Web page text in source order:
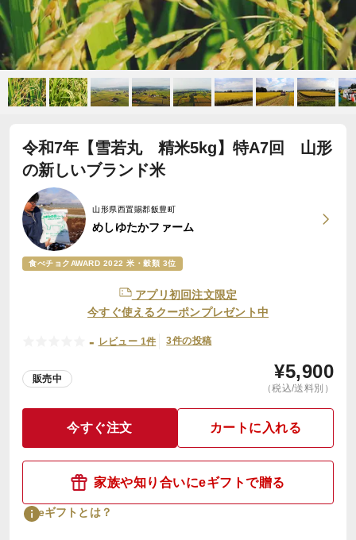
令和7年【雪若丸 精米5kg】特A7回 山形
の新しいブランド米
山形県西置賜郡飯豊町
めしゆたかファーム
食べチョクAWARD 2022 米・穀類 3位
アプリ初回注文限定
今すぐ使えるクーポンプレゼント中
- レビュー 1件 3件の投稿
販売中 ¥5,900
（税込/送料別）
今すぐ注文 カートに入れる
家族や知り合いにeギフトで贈る
eギフトとは？